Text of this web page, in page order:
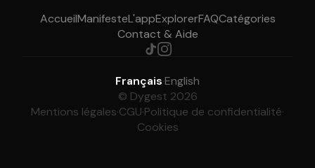
AccueilManifesteL'appExplorerFAQCatégories
Contact & Aide
Français·English
© Dygest 2026
Mentions légales·CGU·Politique de confidentialité·
Cookies